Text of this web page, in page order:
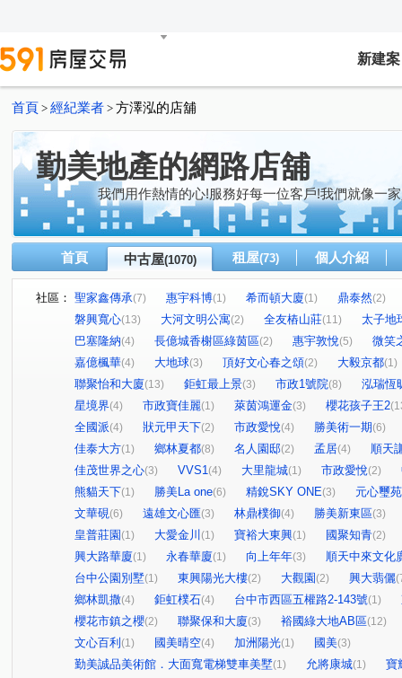
新建案
首頁 > 經紀業者 > 方澤泓的店舖
勤美地產的網路店舖
我們用作熱情的心!服務好每一位客戶!我們就像一
首頁 中古屋(1070) 租屋(73) 個人介紹
社區： 聖家鑫傳承(7) 惠宇科博(1) 希而頓大廈(1) 鼎泰然(2)
磐興寬心(13) 大河文明公寓(2) 全友樁山莊(11)
太子地
巴塞隆納(4) 長億城香榭區綠茵區(2) 惠宇敦悅(5)
微笑
嘉億楓華(4) 大地球(3) 頂好文心春之頌(2) 大毅京都(1)
聯聚怡和大廈(13) 鉅虹最上景(3) 市政1號院(8)
泓瑞恆
星境界(4) 市政寶佳麗(1) 萊茵鴻運金(3) 櫻花孩子王2
全國派(4) 狀元甲天下(2) 市政愛悅(4) 勝美術一期(6)
佳泰大方(1) 鄉林夏都(8) 名人園邸(2) 孟居(4)
順天
佳茂世界之心(3) VVS1(4) 大里龍城(1) 市政愛悅(2)
熊貓天下(1) 勝美La one(6) 精銳SKY ONE(3)
元心璽苑
文華硯(6) 遠雄文心匯(3) 林鼎樸御(4) 勝美新東區(3)
皇普莊園 (1) 大愛金川 (1) 寶裕大東興(1) 國聚知青(2)
興大路華廈(1) 永春華廈(1) 向上年年(3)
順天中來文化
台中公園別墅(1) 東興陽光大樓(2) 大觀園 (2) 興大翡儷
鄉林凱撒(4) 鉅虹樸石(4) 台中市西區五權路2-143號(1)
櫻花市鎮之櫻(2) 聯聚保和大廈(3) 裕國綠大地AB區(12)
文心百利 (1) 國美晴空(4) 加洲陽光(1) 國美(3)
勤美誠品美術館．大面寬電梯雙車美墅(1) 允將康城(1)
寶